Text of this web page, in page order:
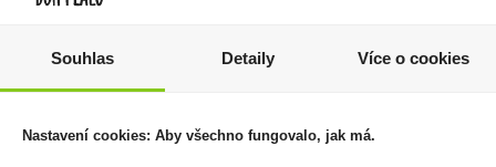
Zapalovač Clipper
FCP22RH Metal Cover
1 608 Kč
Jägermeister 0,7L
429 Kč
Souhlas Detaily Více o cookies
Nastavení cookies: Aby všechno fungovalo, jak má.